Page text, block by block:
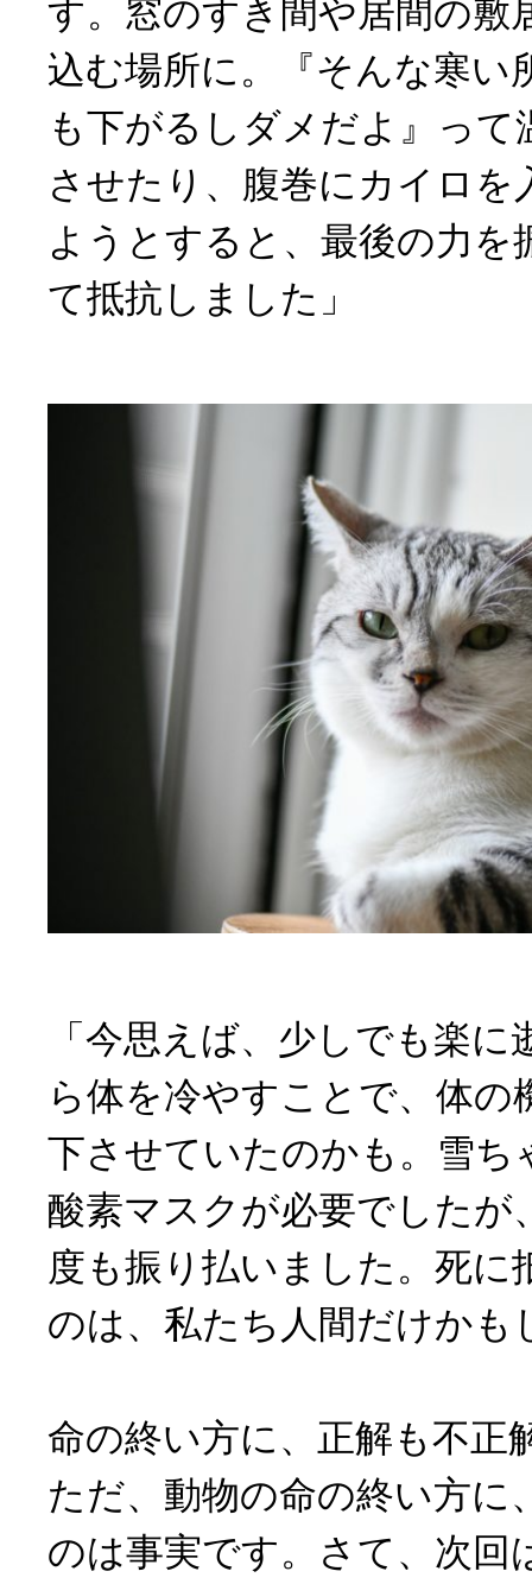
す。窓のすき間や居間の敷
込む場所に。『そんな寒い
も下がるしダメだよ』って
させたり、腹巻にカイロを
ようとすると、最後の力を
て抵抗しました」
「今思えば、少しでも楽
ら体を冷やすことで、体の
下させていたのかも。雪ち
酸素マスクが必要でしたが
度も振り払いました。死に
のは、私たち人間だけかも
命の終い方に、正解も不正
ただ、動物の命の終い方に
のは事実です。さて、次回